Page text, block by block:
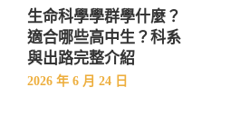
生命科學學群學什麼？
適合哪些高中生？科系
與出路完整介紹
2026 年 6 月 24 日